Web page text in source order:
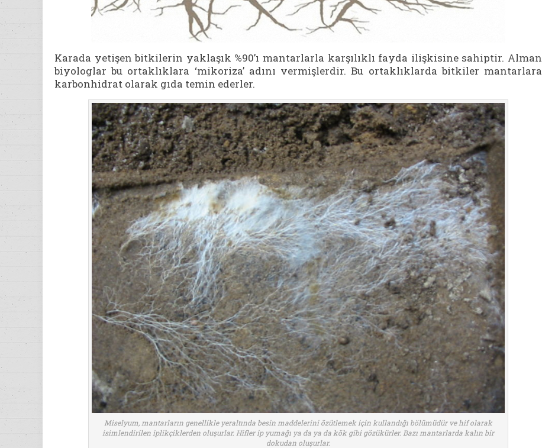
Karada yetişen bitkilerin yaklaşık %90’ı mantarlarla karşılıklı fayda ilişkisine sahiptir. Alman
biyologlar bu ortaklıklara ‘mikoriza’ adını vermişlerdir. Bu ortaklıklarda bitkiler mantarlara
karbonhidrat olarak gıda temin ederler.
Miselyum, mantarların genellikle yeraltında besin maddelerini özütlemek için kullandığı bölümüdür ve hif olarak
isimlendirilen iplikçiklerden oluşurlar. Hifler ip yumağı ya da ya da kök gibi gözükürler. Bazı mantarlarda kalın bir
dokudan oluşurlar.